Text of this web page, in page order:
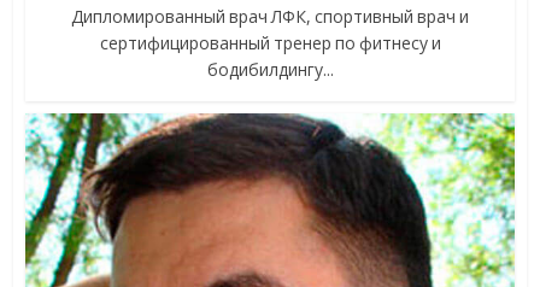
Дипломированный врач ЛФК, спортивный врач и
сертифицированный тренер по фитнесу и
бодибилдингу...